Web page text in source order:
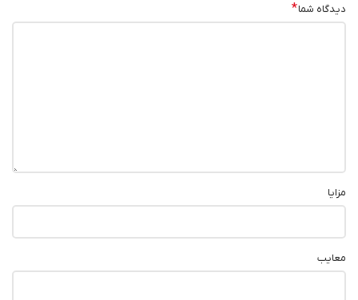
دیدگاه شما*
مزایا
معایب